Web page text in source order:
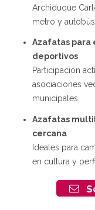
Archiduque
metro y autobús.
Azafatas para
deportivos
Participación
asociaciones
municipales.
Azafatas
cercana
Ideales para
en cultura y